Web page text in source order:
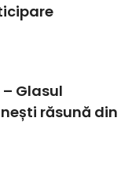
Glasul
răsună din